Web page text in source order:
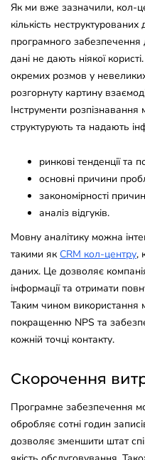
Як ми вже зазначили, кол-
кількість
програмного забезпечення
дані не дають ніякої
окремих розмов у
розгорнуту картину
Інструменти
структурують та надають
ринкові тенденції та
основні причини
закономірності
аналіз відгуків.
Мовну аналітику можна
такими як CRM кол-центру,
даних. Це дозволяє
інформації та отримати
Таким чином використання
покращенню NPS та
кожній точці контакту.
Скорочення
Програмне забезпечення
обробляє сотні годин
дозволяє зменшити штат